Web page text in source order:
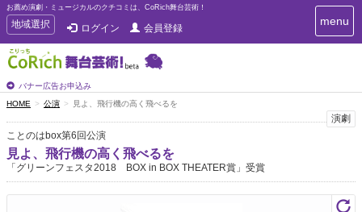
お薦め演劇・ミュージカルのクチコミは、CoRich舞台芸術！
T
o
g
g
e
n
a
v
i
g
地域選択 ログイン 会員登録
バナー広告お申込み
T
o
g
a
menu
HOME 公演 見よ、飛行機の高く飛べるを
演劇
ことのはbox第6回公演
見よ、飛行機の高く飛べるを
「グリーンフェスタ2018 BOX in BOX THEATER賞」受賞